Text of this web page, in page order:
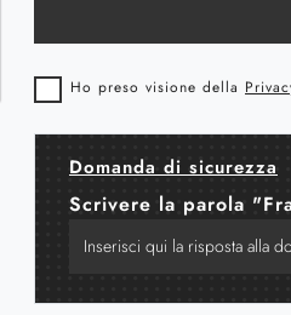
Ho preso visione della
Domanda di sicurezza
Scrivere la parola